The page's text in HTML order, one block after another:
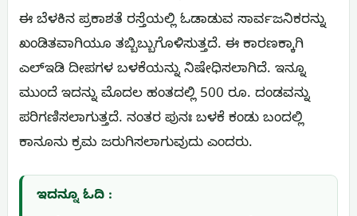
ಈ ಬೆಳಕಿನ ಪ್ರಕಾಶತೆ ರಸ್ತೆಯಲ್ಲಿ ಓಡಾಡುವ ಸಾರ್ವಜನಿಕರನ್ನು
ಖಂಡಿತವಾಗಿಯೂ ತಬ್ಬಿಬ್ಬುಗೊಳಿಸುತ್ತದೆ. ಈ ಕಾರಣಕ್ಕಾಗಿ
ಎಲ್‌ಇಡಿ ದೀಪಗಳ ಬಳಕೆಯನ್ನು ನಿಷೇಧಿಸಲಾಗಿದೆ. ಇನ್ನೂ
ಮುಂದೆ ಇದನ್ನು ಮೊದಲ ಹಂತದಲ್ಲಿ 500 ರೂ. ದಂಡವನ್ನು
ಪರಿಗಣಿಸಲಾಗುತ್ತದೆ. ನಂತರ ಪುನಃ ಬಳಕೆ ಕಂಡು ಬಂದಲ್ಲಿ
ಕಾನೂನು ಕ್ರಮ ಜರುಗಿಸಲಾಗುವುದು ಎಂದರು.
ಇದನ್ನೂ ಓದಿ :